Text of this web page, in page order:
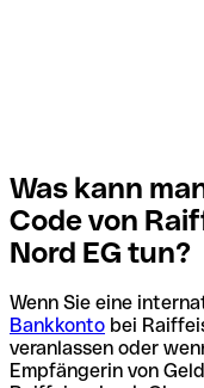
Was kann
Code von
Nord EG tun?
Wenn Sie eine
Bankkonto bei
veranlassen oder
Empfängerin von